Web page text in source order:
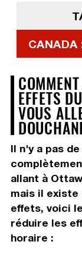
CANADA
EFFETS
VOUS
Il n'y a pas
allant à
mais il existe
effets, voici
réduire les
horaire :